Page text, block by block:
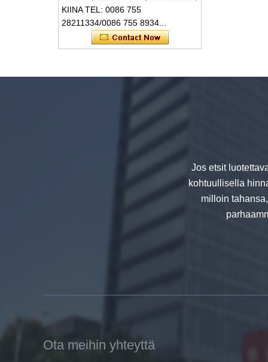
Turvallisuus 8mm tummanharmaa
karkaistu lasi, iskunkestävä musta
KIINA TEL: 0086 755
28211334/0086 755 8934...
Jos etsit
kohtuullisella
milloin
Ota meihin yhteyttä